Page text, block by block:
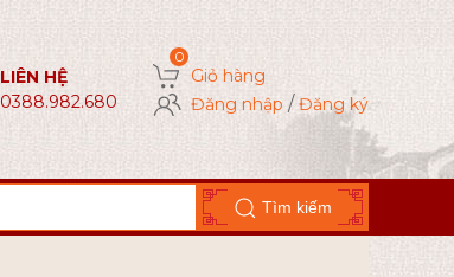
LIÊN HỆ
0388.982.680
Giỏ hàng
Đăng nhập / Đăng ký
Tìm kiếm